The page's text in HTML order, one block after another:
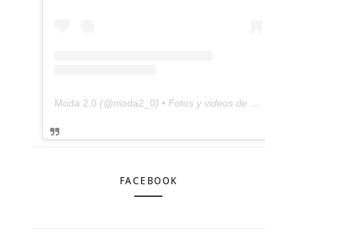
Moda 2.0 (@moda2_0) • Fotos y videos de Instagram
FACEBOOK